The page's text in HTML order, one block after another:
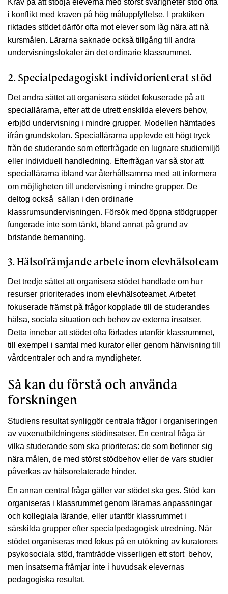
Krav på att stödja eleverna med störst svårigheter stod ofta
i konflikt med kraven på hög måluppfyllelse. I praktiken
riktades stödet därför ofta mot elever som låg nära att nå
kursmålen. Lärarna saknade också tillgång till andra
undervisningslokaler än det ordinarie klassrummet.
2. Specialpedagogiskt individorienterat stöd
Det andra sättet att organisera stödet fokuserade på att
speciallärarna, efter att de utrett enskilda elevers behov,
erbjöd undervisning i mindre grupper. Modellen hämtades
ifrån grundskolan. Speciallärarna upplevde ett högt tryck
från de studerande som efterfrågade en lugnare studiemiljö
eller individuell handledning. Efterfrågan var så stor att
speciallärarna ibland var återhållsamma med att informera
om möjligheten till undervisning i mindre grupper. De
deltog också sällan i den ordinarie
klassrumsundervisningen. Försök med öppna stödgrupper
fungerade inte som tänkt, bland annat på grund av
bristande bemanning.
3. Hälsofrämjande arbete inom elevhälsoteam
Det tredje sättet att organisera stödet handlade om hur
resurser prioriterades inom elevhälsoteamet. Arbetet
fokuserade främst på frågor kopplade till de studerandes
hälsa, sociala situation och behov av externa insatser.
Detta innebar att stödet ofta förlades utanför klassrummet,
till exempel i samtal med kurator eller genom hänvisning till
vårdcentraler och andra myndigheter.
Så kan du förstå och använda
forskningen
Studiens resultat synliggör centrala frågor i organiseringen
av vuxenutbildningens stödinsatser. En central fråga är
vilka studerande som ska prioriteras: de som befinner sig
nära målen, de med störst stödbehov eller de vars studier
påverkas av hälsorelaterade hinder.
En annan central fråga gäller var stödet ska ges. Stöd kan
organiseras i klassrummet genom lärarnas anpassningar
och kollegiala lärande, eller utanför klassrummet i
särskilda grupper efter specialpedagogisk utredning. När
stödet organiseras med fokus på en utökning av kuratorers
psykosociala stöd, framträdde visserligen ett stort behov,
men insatserna främjar inte i huvudsak elevernas
pedagogiska resultat.